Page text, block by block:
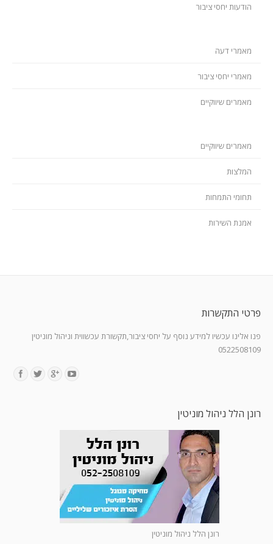
הודעות יחסי ציבור
מאמרי דעה
מאמרי יחסי ציבור
מאמרים שיווקיים
מאמרים שיווקיים
המלצות
תחומי התמחות
אמנת השירות
פרטי התקשרות
פנו אלינו עכשיו למידע נוסף על יחסי ציבור,תקשורת עכשווית וניהול מוניטין
0522508109
רונן הלל ניהול מוניטין
רונן הלל ניהול מוניטין